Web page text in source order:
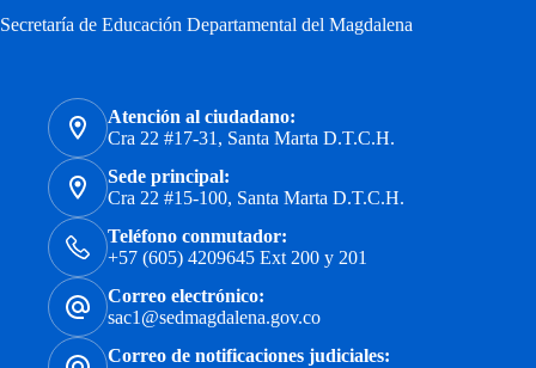
Secretaría de Educación Departamental del Magdalena
Atención al ciudadano:
Cra 22 #17-31, Santa Marta D.T.C.H.
Sede principal:
Cra 22 #15-100, Santa Marta D.T.C.H.
Teléfono conmutador:
+57 (605) 4209645 Ext 200 y 201
Correo electrónico:
sac1@sedmagdalena.gov.co
Correo de notificaciones judiciales: